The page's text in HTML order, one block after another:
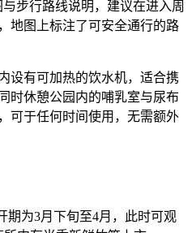
步行路线说明，建议在进入周
地图上标注了可安全通行的路
设有可加热的饮水机，适合携
时休憩公园内的哺乳室与尿布
可于任何时间使用，无需额外
期为3月下旬至4月，此时可观